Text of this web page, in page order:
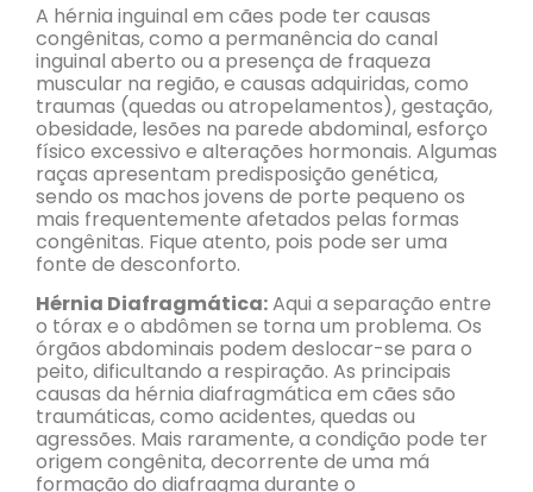
A hérnia inguinal em cães pode ter causas
congênitas, como a permanência do canal
inguinal aberto ou a presença de fraqueza
muscular na região, e causas adquiridas, como
traumas (quedas ou atropelamentos), gestação,
obesidade, lesões na parede abdominal, esforço
físico excessivo e alterações hormonais. Algumas
raças apresentam predisposição genética,
sendo os machos jovens de porte pequeno os
mais frequentemente afetados pelas formas
congênitas. Fique atento, pois pode ser uma
fonte de desconforto.
Hérnia Diafragmática:Aqui a separação entre
o tórax e o abdômen se torna um problema. Os
órgãos abdominais podem deslocar-se para o
peito, dificultando a respiração. As principais
causas da hérnia diafragmática em cães são
traumáticas, como acidentes, quedas ou
agressões. Mais raramente, a condição pode ter
origem congênita, decorrente de uma má
formação do diafragma durante o